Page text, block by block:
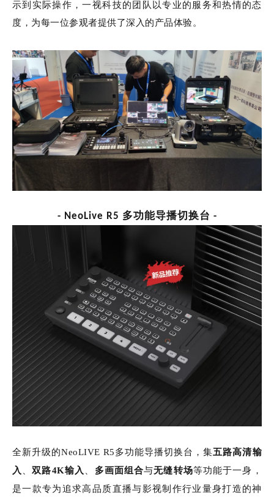
示到实际操作，一视科技的团队以专业的服务和热情的态
度，为每一位参观者提供了深入的产品体验。
- NeoLive R5 多功能导播切换台 -
全新升级的NeoLIVE R5多功能导播切换台，集五路高清输
入
、双路4K输入 多画面组合与无缝转场等功能于一身，
是一款专为追求高品质直播与影视制作行业量身打造的神